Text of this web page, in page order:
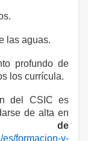
las aguas.
profundo de
los currícula.
del CSIC es
de alta en
de
es/formacion-y-